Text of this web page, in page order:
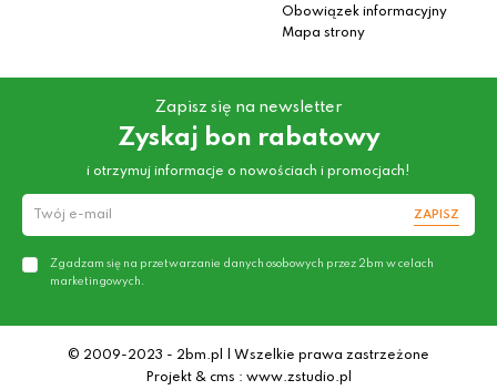
Obowiązek informacyjny
Mapa strony
Zapisz się na newsletter
Zyskaj bon rabatowy
i otrzymuj informacje o nowościach i promocjach!
ZAPISZ
Zgadzam się na przetwarzanie danych osobowych przez 2bm w celach
marketingowych.
© 2009-2023 - 2bm.pl | Wszelkie prawa zastrzeżone
Projekt & cms : www.zstudio.pl